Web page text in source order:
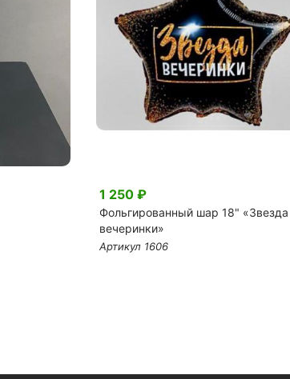
1 250 ₽
Фольгированный шар 18" «Звезда
вечеринки»
Артикул 1606